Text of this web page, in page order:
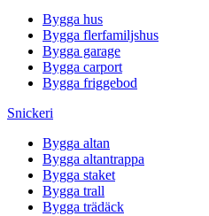
Bygga hus
Bygga flerfamiljshus
Bygga garage
Bygga carport
Bygga friggebod
Snickeri
Bygga altan
Bygga altantrappa
Bygga staket
Bygga trall
Bygga trädäck